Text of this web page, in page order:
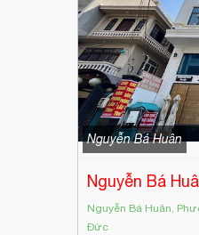
Nguyễn Bá Huân
Nguyễn Bá
Nguyễn Bá Huân,
Đức